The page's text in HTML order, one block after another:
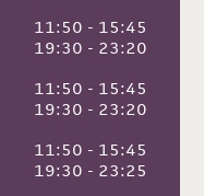
11:50 - 15:45
19:30 - 23:20
11:50 - 15:45
19:30 - 23:20
11:50 - 15:45
19:30 - 23:25